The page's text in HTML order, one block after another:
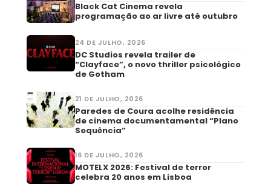
Black Cat Cinema revela
programação ao ar livre até outubro
24 DE JULHO, 2026
DC Studios revela trailer de
“Clayface”, o novo thriller psicológico
de Gotham
21 DE JULHO, 2026
Paredes de Coura acolhe residência
de cinema documentamental “Plano
Sequência”
16 DE JULHO, 2026
MOTELX 2026: Festival de terror
celebra 20 anos em Lisboa